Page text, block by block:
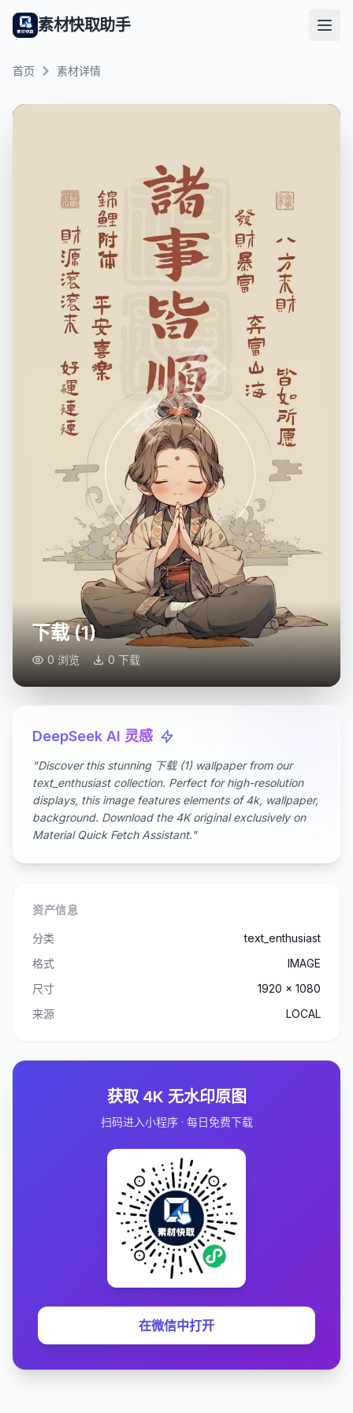
素材快取助手
首页 素材详情
预览图
下载 (1)
0 浏览 0 下载
DeepSeek AI 灵感
"Discover this stunning 下载 (1) wallpaper from our
text_enthusiast collection. Perfect for high-resolution
displays, this image features elements of 4k, wallpaper,
background. Download the 4K original exclusively on
Material Quick Fetch Assistant."
资产信息
分类
text_enthusiast
格式
IMAGE
尺寸
1920 x 1080
来源
LOCAL
获取 4K 无水印原图
扫码进入小程序 · 每日免费下载
在微信中打开